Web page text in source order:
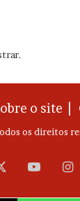
o site |
os direitos